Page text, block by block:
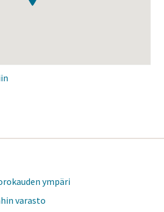
ympäri
varasto